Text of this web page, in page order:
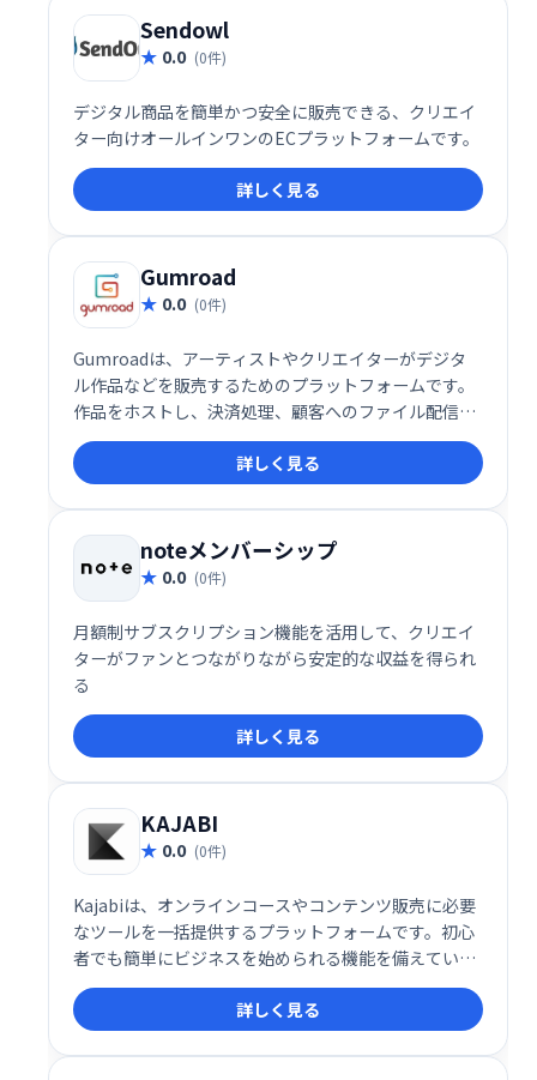
Sendowl
0.0 (0件)
デジタル商品を簡単かつ安全に販売できる、クリエイ
ター向けオールインワンのECプラットフォームです。
詳しく見る
Gumroad
0.0 (0件)
Gumroadは、アーティストやクリエイターがデジタ
ル作品などを販売するためのプラットフォームです。
作品をホストし、決済処理、顧客へのファイル配信ま
でをワンストップで提供。複雑な手続きなしに、簡単
に作品販売を始め、収益を得ることができます。クリ
エイターの活動をサポートし、ファンと直接繋がるた
めの理想的なサービスです。
詳しく見る
noteメンバーシップ
0.0 (0件)
月額制サブスクリプション機能を活用して、クリエイ
ターがファンとつながりながら安定的な収益を得られ
る
詳しく見る
KAJABI
0.0 (0件)
Kajabiは、オンラインコースやコンテンツ販売に必要
なツールを一括提供するプラットフォームです。初心
者でも簡単にビジネスを始められる機能を備えていま
す。
詳しく見る